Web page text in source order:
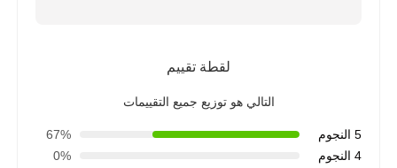
غازات الغاز
لقطة تقييم
التالي هو توزيع جميع التقييمات
5 النجوم
67%
4 النجوم
0%